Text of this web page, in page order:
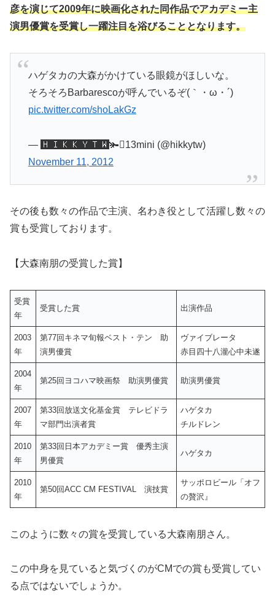
彦を演じて2009年に映画化された同作品でアカデミー主
演男優賞を受賞し一躍注目を浴びることとなります。
ハゲタカの大森がかけている眼鏡がほしいな。
そろそろBarbarescoが呼んでいるぞ(｀・ω・´)
pic.twitter.com/shoLakGz
— 🅷🅸🅺🅺🆈🆃🆆🫚13mini (@hikkytw)
November 11, 2012
その後も数々の作品で主演、名わき役として活躍し数々の
賞も受賞しております。
【大森南朋の受賞した賞】
受賞
年
受賞した賞 出演作品
2003
年
第77回キネマ旬報ベスト・テン 助
演男優賞
ヴァイブレータ
赤目四十八瀧心中未遂
2004
年
第25回ヨコハマ映画祭 助演男優賞 助演男優賞
2007
年
第33回放送文化基金賞 テレビドラ
マ部門出演者賞
ハゲタカ
チルドレン
2010
年
第33回日本アカデミー賞 優秀主演
男優賞
ハゲタカ
2010
年
第50回ACC CM FESTIVAL 演技賞
サッポロビール「オフ
の贅沢』
このように数々の賞を受賞している大森南朋さん。
この中身を見ていると気づくのがCMでの賞も受賞してい
る点ではないでしょうか。